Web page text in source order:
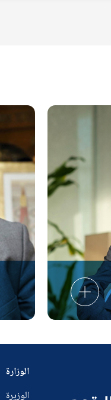
الوزارة
الوزيرة